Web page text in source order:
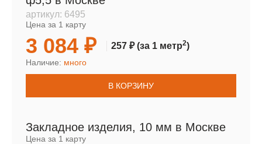
артикул: 6495
Цена за 1 карту
3 084 ₽ 257 ₽(за 1 метр2)
Наличие: много
В КОРЗИНУ
Закладное изделия, 10 мм в Москве
Цена за 1 карту